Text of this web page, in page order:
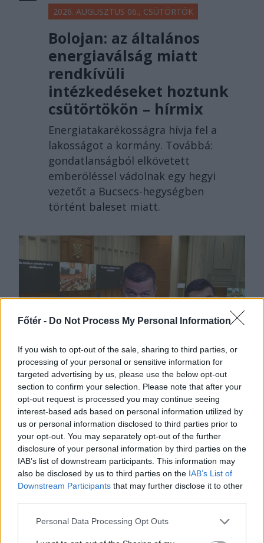
Főtér - Do Not Process My Personal Information
If you wish to opt-out of the sale, sharing to third parties, or
processing of your personal or sensitive information for
targeted advertising by us, please use the below opt-out
section to confirm your selection. Please note that after your
opt-out request is processed you may continue seeing
interest-based ads based on personal information utilized by
us or personal information disclosed to third parties prior to
your opt-out. You may separately opt-out of the further
disclosure of your personal information by third parties on the
IAB’s list of downstream participants. This information may
also be disclosed by us to third parties on the IAB’s List of
Downstream Participants that may further disclose it to other
Personal Data Processing Opt Outs
2026. AUGUSZTUS 06., CSÜTÖRTÖK
Bolojan: az általános
energiaválság miatt
rendkívüli
intézkedéseket hoztunk
csütörtökön – hírmix
Energiatakarékosságra hívja fel a
lakosságot a kormány. Továbbá:
gondatlanságból elkövetett
emberöléssel vádolnak egy hegyi
vezetőt a Bucsecs-hegységben
történt baleset miatt.
2026. AUGUSZTUS 05., SZERDA
Mégis átverte a PSD és
az AUR az egymilliárd
eurót kockára tevő
dekarbonizációs
törvényt – hírmix
További híreink: egy nő a hátsó
nagymamáját, majd továbbra is